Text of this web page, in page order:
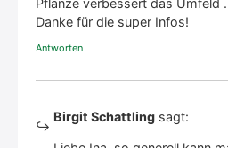
Dan­ke für die super Infos!
Antworten
Birgit Schattling sagt: